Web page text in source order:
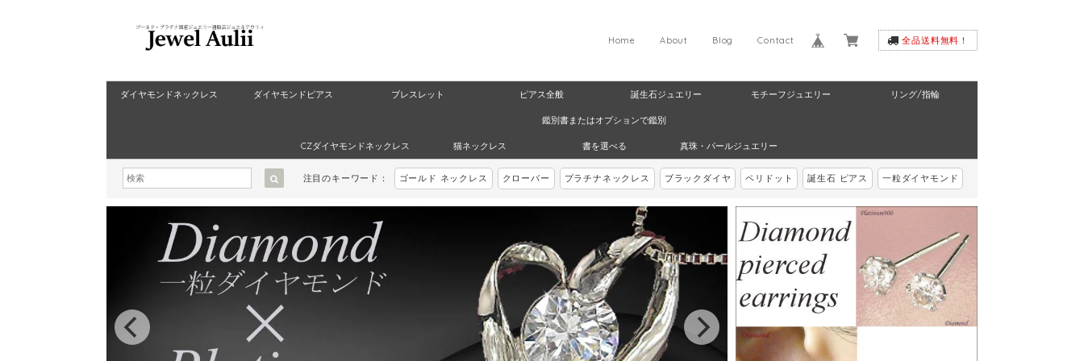
全品送料無料！
Contact
Blog
About
Home
ダイヤモンドネックレス ダイヤモンドピアス ブレスレット ピアス全般 誕生石ジュエリー モチーフジュエリー リング/指輪
CZダイヤモンドネックレス 猫ネックレス
鑑別書またはオプションで鑑別
書を選べる 真珠・パールジュエリー
注目のキーワード： ゴールド ネックレス クローバー プラチナネックレス ブラックダイヤ ペリドット 誕生石 ピアス 一粒ダイヤモンド